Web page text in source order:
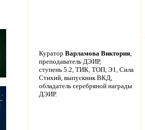
Куратор Варламова Виктория,
преподаватель ДЭИР,
ступень 5.2, ТИК, ТОП, Э1, Сила
Стихий, выпускник ВКД,
обладатель серебряной награды
ДЭИР.